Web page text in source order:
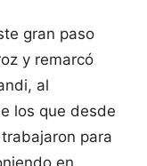
gran paso
y remarcó
al
los que desde
para
en